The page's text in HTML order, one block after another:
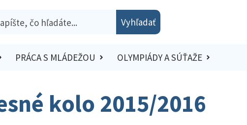
Vyhľadať
PRÁCA S MLÁDEŽOU OLYMPIÁDY A SÚŤAŽE
kolo 2015/2016